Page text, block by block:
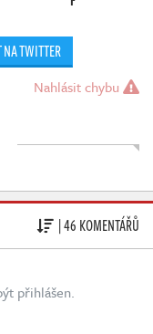
TWITTER
Nahlásit chybu
| 46 KOMENTÁŘŮ
přihlášen.